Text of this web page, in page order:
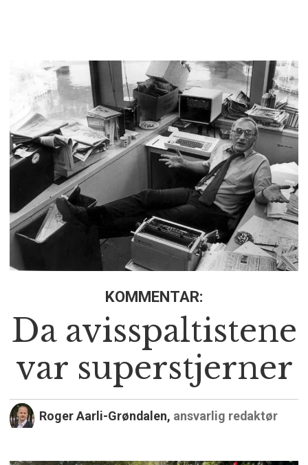
KOMMENTAR:
Da avisspaltistene
var superstjerner
Roger Aarli-Grøndalen, ansvarlig redaktør